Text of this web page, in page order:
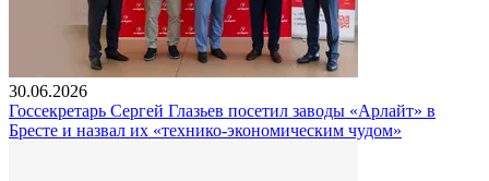
30.06.2026
Госсекретарь Сергей Глазьев посетил заводы «Арлайт» в
Бресте и назвал их «технико-экономическим чудом»